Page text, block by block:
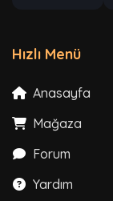
Hızlı Menü
Anasayfa
Mağaza
Forum
Yardım